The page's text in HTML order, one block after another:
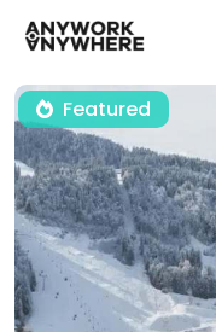
Featured